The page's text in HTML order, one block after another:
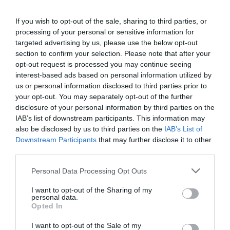
If you wish to opt-out of the sale, sharing to third parties, or
processing of your personal or sensitive information for
targeted advertising by us, please use the below opt-out
section to confirm your selection. Please note that after your
opt-out request is processed you may continue seeing
interest-based ads based on personal information utilized by
us or personal information disclosed to third parties prior to
your opt-out. You may separately opt-out of the further
disclosure of your personal information by third parties on the
IAB’s list of downstream participants. This information may
also be disclosed by us to third parties on the IAB’s List of
Downstream Participants that may further disclose it to other
Please note that this website/app uses one or more Google
not limited to your visit or usage behaviour. You may click to
grant or deny consent to Google and its third-party tags to
use your data for below specified purposes in below Google
consent section.
Personal Data Processing Opt Outs
I want to opt-out of the Sharing of my
personal data.
Opted In
I want to opt-out of the Sale of my
számára jelent előrelépést, hanem a turisták
számára is magasabb színvonalú
szolgáltatásokat kínál.
A beruházás emellett hozzájárul a településkép
javításához és a község vonzerejének
növeléséhez is.
A projekt eredményeként Szarvaskő egy
korszerű, esztétikus és energiahatékony
kereskedelmi-szolgáltató központtal
gazdagodott, amely egyszerre szolgálja a helyi
közösség és az ide érkező vendégek igényeit,
miközben erősíti a település gazdasági
fejlődését.